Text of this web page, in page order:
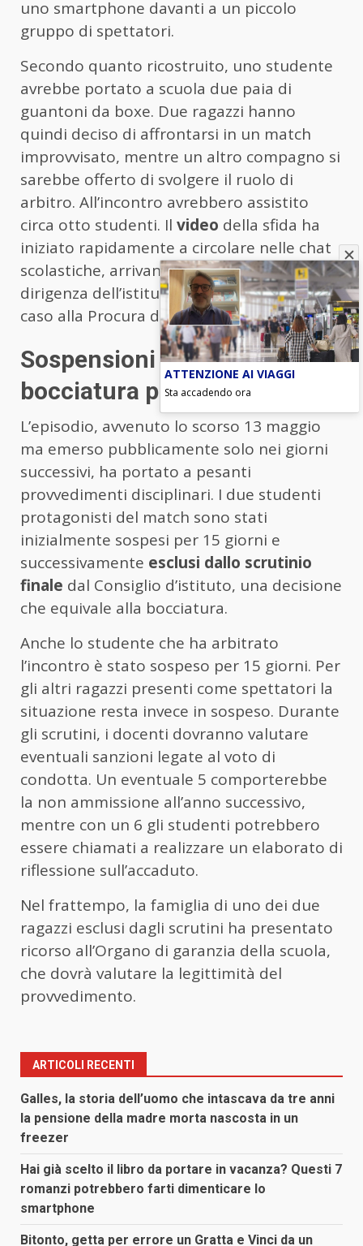
uno smartphone davanti a un piccolo
gruppo di spettatori.
Secondo quanto ricostruito, uno studente
avrebbe portato a scuola due paia di
guantoni da boxe. Due ragazzi hanno
quindi deciso di affrontarsi in un match
improvvisato, mentre un altro compagno si
sarebbe offerto di svolgere il ruolo di
arbitro. All’incontro avrebbero assistito
circa otto studenti. Il video della sfida ha
iniziato rapidamente a circolare nelle chat
scolastiche, arrivando all’attenzione della
dirigenza dell’istituto, che ha segnalato il
caso alla Procura dei Minori di Modena.
Sospensioni e rischio
bocciatura per i coinvolti
L’episodio, avvenuto lo scorso 13 maggio
ma emerso pubblicamente solo nei giorni
successivi, ha portato a pesanti
provvedimenti disciplinari. I due studenti
protagonisti del match sono stati
inizialmente sospesi per 15 giorni e
successivamente esclusi dallo scrutinio
finale dal Consiglio d’istituto, una decisione
che equivale alla bocciatura.
Anche lo studente che ha arbitrato
l’incontro è stato sospeso per 15 giorni. Per
gli altri ragazzi presenti come spettatori la
situazione resta invece in sospeso. Durante
gli scrutini, i docenti dovranno valutare
eventuali sanzioni legate al voto di
condotta. Un eventuale 5 comporterebbe
la non ammissione all’anno successivo,
mentre con un 6 gli studenti potrebbero
essere chiamati a realizzare un elaborato di
riflessione sull’accaduto.
Nel frattempo, la famiglia di uno dei due
ragazzi esclusi dagli scrutini ha presentato
ricorso all’Organo di garanzia della scuola,
che dovrà valutare la legittimità del
provvedimento.
ARTICOLI RECENTI
Galles, la storia dell’uomo che intascava da tre anni
la pensione della madre morta nascosta in un
freezer
Hai già scelto il libro da portare in vacanza? Questi 7
romanzi potrebbero farti dimenticare lo
smartphone
Bitonto, getta per errore un Gratta e Vinci da un
ATTENZIONE AI VIAGGI
Sta accadendo ora